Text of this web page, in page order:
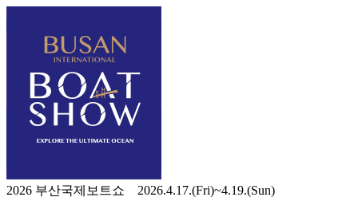
2026 부산국제보트쇼 2026.4.17.(Fri)~4.19.(Sun)